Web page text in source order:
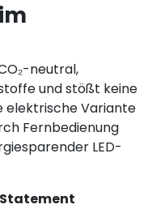
neutral,
und stößt keine
elektrische Variante
Fernbedienung
LED-